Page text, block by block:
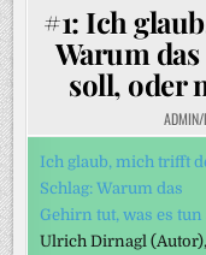
#1: Ich
Warum
soll, oder
ADMIN/
Ich glaub, mich trifft
Schlag: Warum das
Gehirn tut, was es
Ulrich Dirnagl(Autor)